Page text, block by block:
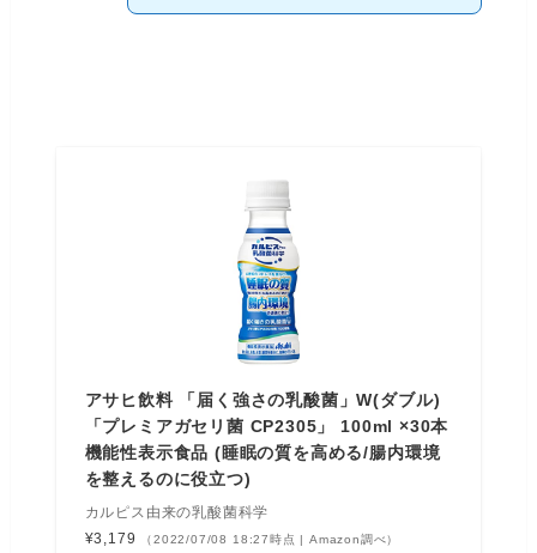
アサヒ飲料 「届く強さの乳酸菌」W(ダブル)
「プレミアガセリ菌 CP2305」 100ml ×30本
機能性表示食品 (睡眠の質を高める/腸内環境
を整えるのに役立つ)
カルピス由来の乳酸菌科学
¥3,179
（2022/07/08 18:27時点 | Amazon調べ）